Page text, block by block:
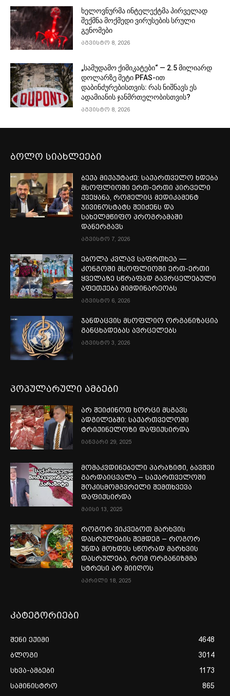
ხელოვნურმა ინტელექტმა პირველად
შექმნა მოქმედი ვირუსების სრული
გენომები
აგვისტო 8, 2026
„სამუდამო ქიმიკატები“ — 2.5 მილიარდ
დოლარზე მეტი PFAS-ით
დაბინძურებისთვის: რას ნიშნავს ეს
ადამიანის ჯანმრთელობისთვის?
აგვისტო 8, 2026
ბოლო სიახლეები
ბექა მიქაუტაძე: საქართველო ხდება
მსოფლიოში ერთ-ერთი პირველი
ქვეყანა, რომელიც მედიკამენტ
ჯივინოსტატს შეიძენს და
სახელმწიფო პროგრამაში
დანერგავს
აგვისტო 7, 2026
ებოლა კვლავ საფრთხეა —
კონგოში მსოფლიოში ერთ-ერთი
ყველაზე სწრაფად გავრცელებული
აფეთქება მიმდინარეობს
აგვისტო 6, 2026
ჯანდაცვის მსოფლიო ორგანიზაცია
განცხადებას ავრცელებს
აგვისტო 3, 2026
პოპულარული ამბები
არ შეიძინოთ ხორცი მსგავს
ადგილებში: საქართველოში
ტრიქინელოზი დაფიქსირდა
იანვარი 29, 2025
მომაკვდინებელი პარაზიტი, ბავშვი
გარდაიცვალა – საქართველოში
შოკისმომგვრელი შემთხვევა
დაფიქსირდა
მაისი 13, 2025
როგორ ვიკვებოთ მარხვის
დასრულების შემდეგ – როგორ
უნდა მოხდეს სწორად მარხვის
დასრულება, რომ ორგანიზმმა
სტრესი არ მიიღოს
აპრილი 18, 2025
კატეგორიები
შენი ექიმი
4648
ბლოგი
3014
სხვა-ამბები
1173
სამინისტრო
865